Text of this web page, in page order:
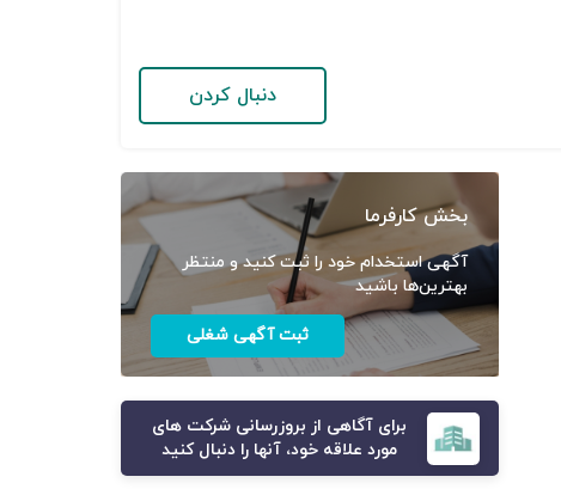
دنبال کردن
بخش کارفرما
آگهی استخدام خود را ثبت کنید و منتظر
بهترین‌ها باشید
ثبت آگهی شغلی
برای آگاهی از بروزرسانی شرکت های
مورد علاقه خود، آنها را دنبال کنید